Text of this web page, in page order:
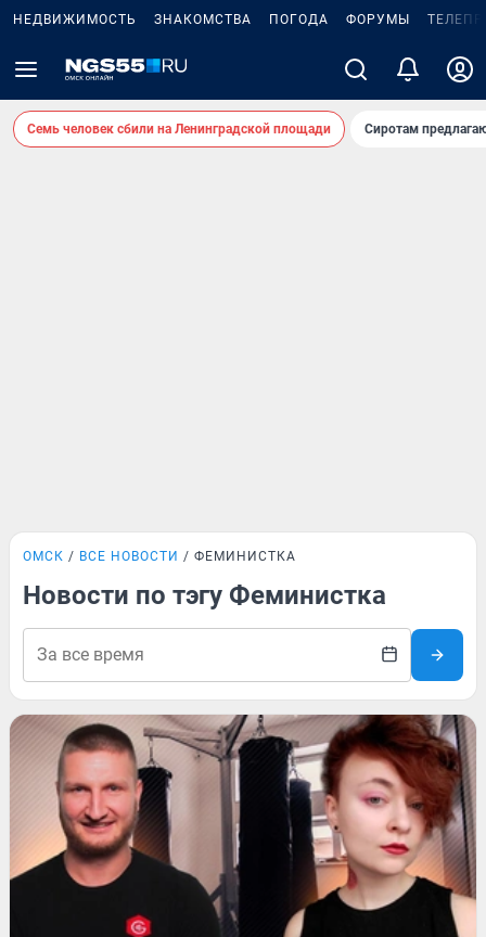
НЕДВИЖИМОСТЬ ЗНАКОМСТВА ПОГОДА ФОРУМЫ
Семь человек сбили на Ленинградской площади Сиротам
ОМСК ВСЕ НОВОСТИ ФЕМИНИСТКА
Новости по тэгу Феминистка